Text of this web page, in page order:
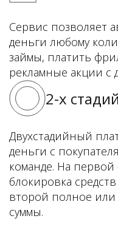
Сервис позволяет
деньги любому
займы, платить
рекламные акции
2-х
Двухстадийный
деньги с
команде. На
блокировка
второй полное
суммы.